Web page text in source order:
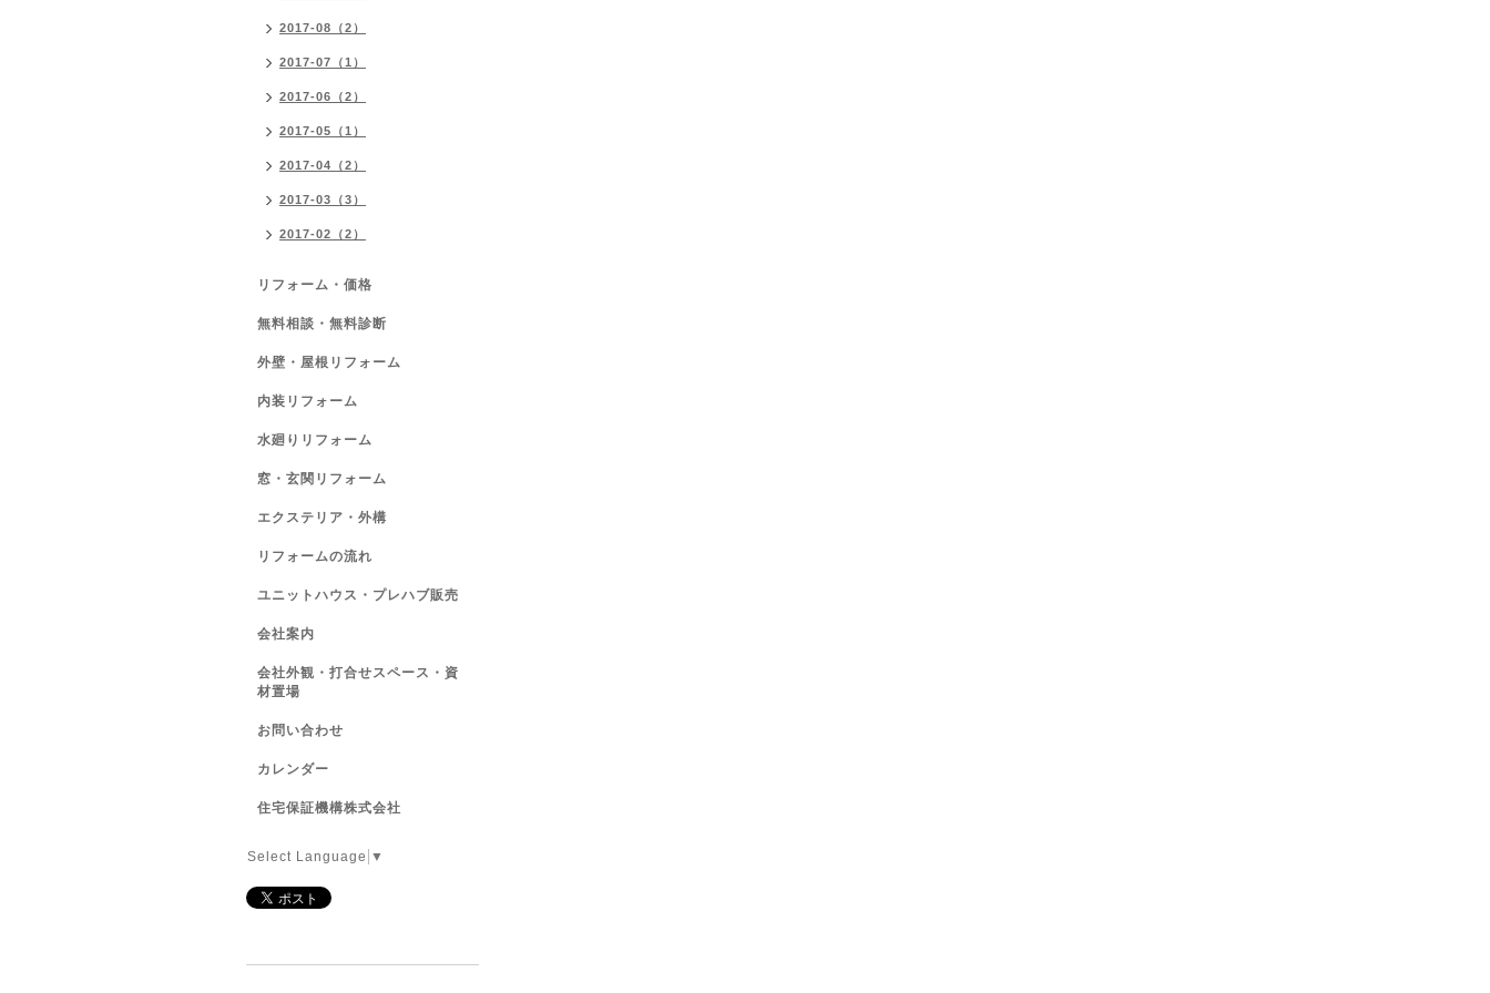
2017-08（2）
2017-07（1）
2017-06（2）
2017-05（1）
2017-04（2）
2017-03（3）
2017-02（2）
リフォーム・価格
無料相談・無料診断
外壁・屋根リフォーム
内装リフォーム
水廻りリフォーム
窓・玄関リフォーム
エクステリア・外構
リフォームの流れ
ユニットハウス・プレハブ販売
会社案内
会社外観・打合せスペース・資
材置場
お問い合わせ
カレンダー
住宅保証機構株式会社
Select Language ▼